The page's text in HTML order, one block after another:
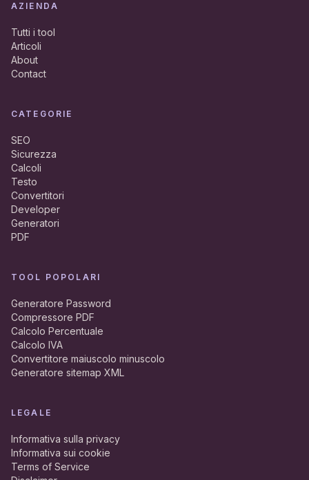
AZIENDA
Tutti i tool
Articoli
About
Contact
CATEGORIE
SEO
Sicurezza
Calcoli
Testo
Convertitori
Developer
Generatori
PDF
TOOL POPOLARI
Generatore Password
Compressore PDF
Calcolo Percentuale
Calcolo IVA
Convertitore maiuscolo minuscolo
Generatore sitemap XML
LEGALE
Informativa sulla privacy
Informativa sui cookie
Terms of Service